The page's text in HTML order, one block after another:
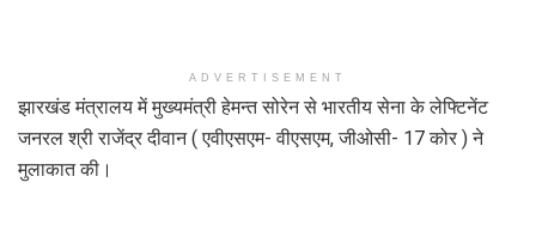
ADVERTISEMENT
झारखंड मंत्रालय में मुख्यमंत्री हेमन्त सोरेन से भारतीय सेना के लेफ्टिनेंट
जनरल श्री राजेंद्र दीवान ( एवीएसएम- वीएसएम, जीओसी- 17 कोर ) ने
मुलाकात की।